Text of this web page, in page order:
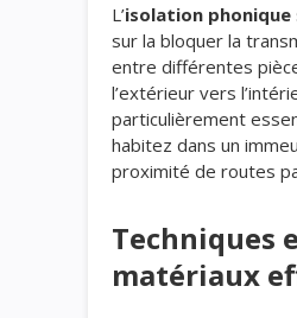
L’isolation phonique
sur la bloquer la
entre différentes
l’extérieur vers
particulièrement
habitez dans un
proximité de routes
Techniques
matériaux